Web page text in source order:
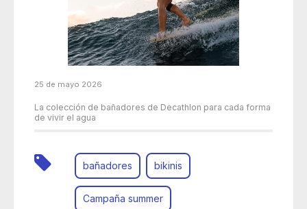
25 de mayo 2026
La colección de bañadores de Decathlon para cada forma
de vivir el agua
bañadores bikinis
Campaña summer